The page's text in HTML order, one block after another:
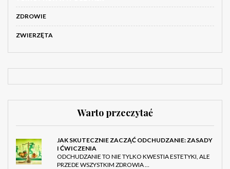
ZDROWIE
ZWIERZĘTA
Warto przeczytać
JAK SKUTECZNIE ZACZĄĆ ODCHUDZANIE: ZASADY
I ĆWICZENIA
ODCHUDZANIE TO NIE TYLKO KWESTIA ESTETYKI, ALE
PRZEDE WSZYSTKIM ZDROWIA …